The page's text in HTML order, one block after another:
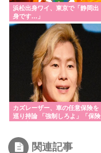
浜松出身ワイ、東京で「静岡出
身です…」
カズレーザー、車の任意保険を
巡り持論 「強制しろよ」「保険
の？」
関連記事